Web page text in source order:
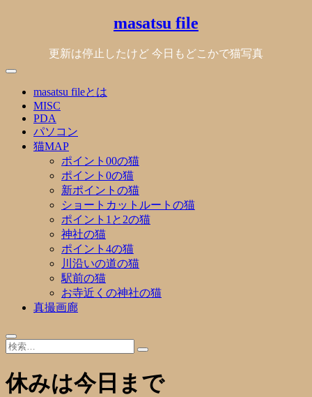
masatsu file
更新は停止したけど 今日もどこかで猫写真
masatsu fileとは
MISC
PDA
パソコン
猫MAP
ポイント00の猫
ポイント0の猫
新ポイントの猫
ショートカットルートの猫
ポイント1と2の猫
神社の猫
ポイント4の猫
川沿いの道の猫
駅前の猫
お寺近くの神社の猫
真撮画廊
休みは今日まで